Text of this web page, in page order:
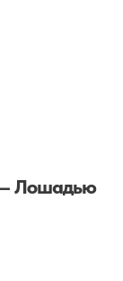
— Лошадью